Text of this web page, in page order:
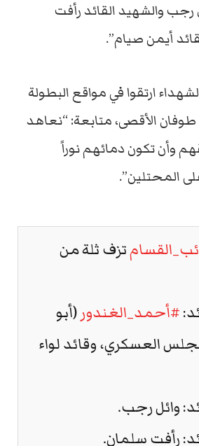
رجب والشهيد القائد رأفت
أيمن صيام”.
ارتقوا في مواقع البطولة
الأقصى، متابعة: “نعاهد
وأن تكون دمائهم نوراً
المحتلين”.
تزف ثلة من
#أحمد_الغندور (أبو
العسكري، وقائد لواء
وائل رجب.
رأفت سلمان.